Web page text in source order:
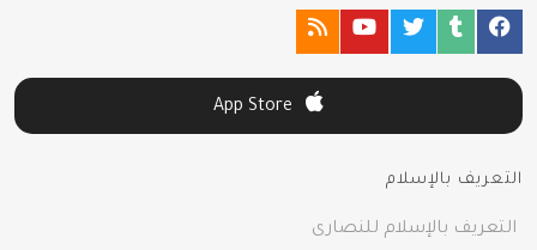
التعريف بالإسلام
التعريف بالإسلام للنصارى